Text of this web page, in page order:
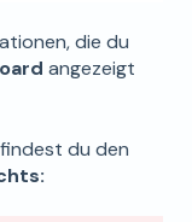
die du
angezeigt
du den